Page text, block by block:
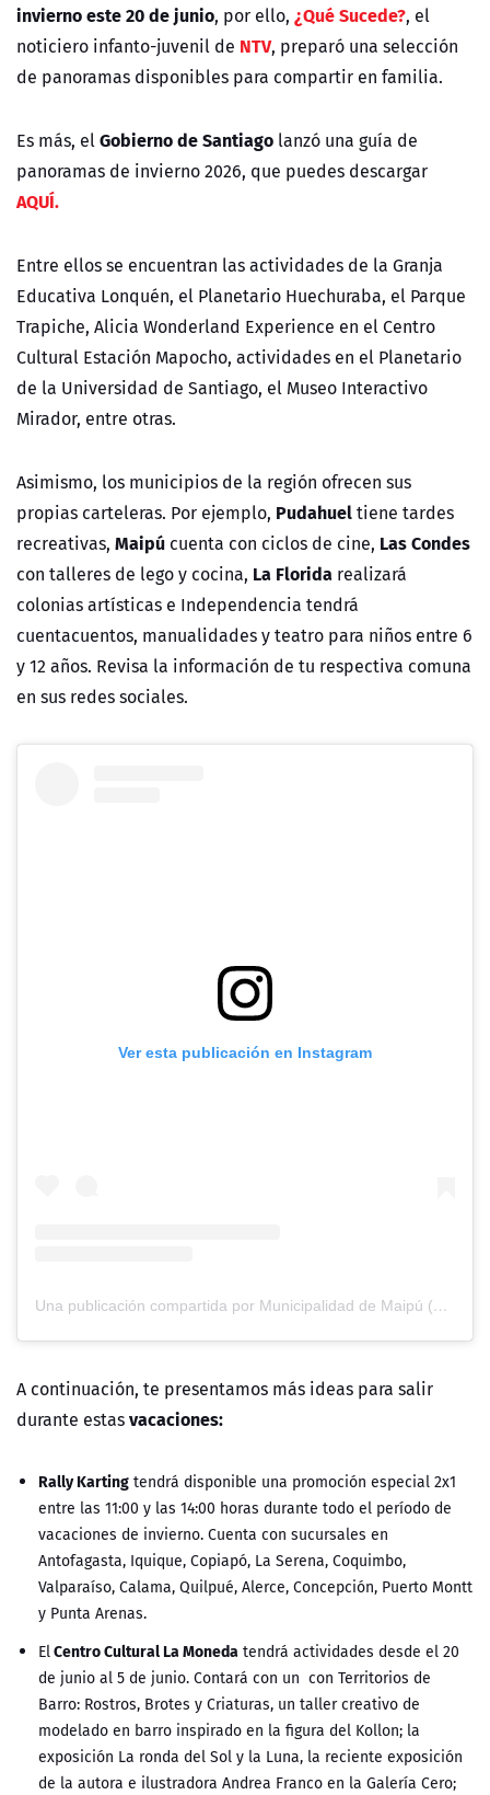
invierno este 20 de junio, por ello, ¿Qué Sucede?, el
noticiero infanto-juvenil de NTV, preparó una selección
de panoramas disponibles para compartir en familia.
Es más, elGobierno de Santiago lanzó una guía de
panoramas de invierno 2026, que puedes descargar
AQUÍ.
Entre ellos se encuentran las actividades de la Granja
Educativa Lonquén, el Planetario Huechuraba, el Parque
Trapiche, Alicia Wonderland Experience en el Centro
Cultural Estación Mapocho, actividades en el Planetario
de la Universidad de Santiago, el Museo Interactivo
Mirador, entre otras.
Asimismo, los municipios de la región ofrecen sus
propias carteleras. Por ejemplo, Pudahueltiene tardes
recreativas, Maipú cuenta con ciclos de cine, Las Condes
con talleres de lego y cocina, La Florida realizará
colonias artísticas e Independencia tendrá
cuentacuentos, manualidades y teatro para niños entre 6
y 12 años. Revisa la información de tu respectiva comuna
en sus redes sociales.
Ver esta publicación en Instagram
Una publicación compartida por Municipalidad de Maipú (@muni_maipu)
A continuación, te presentamos más ideas para salir
durante estasvacaciones:
Rally Karting tendrá disponible una promoción especial 2x1
entre las 11:00 y las 14:00 horas durante todo el período de
vacaciones de invierno. Cuenta con sucursales en
Antofagasta, Iquique, Copiapó, La Serena, Coquimbo,
Valparaíso, Calama, Quilpué, Alerce, Concepción, Puerto Montt
y Punta Arenas.
ElCentro Cultural La Moneda tendrá actividades desde el 20
de junio al 5 de junio. Contará con un con Territorios de
Barro: Rostros, Brotes y Criaturas, un taller creativo de
modelado en barro inspirado en la figura del Kollon; la
exposición La ronda del Sol y la Luna, la reciente exposición
de la autora e ilustradora Andrea Franco en la Galería Cero;